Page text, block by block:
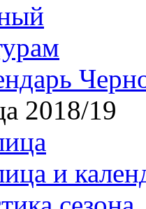
2018/19
и